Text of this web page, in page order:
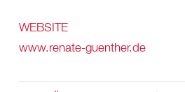
WEBSITE
www.renate-guenther.de